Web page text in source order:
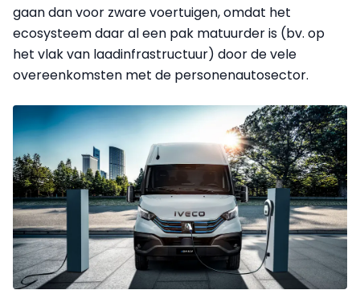
gaan dan voor zware voertuigen, omdat het
ecosysteem daar al een pak matuurder is (bv. op
het vlak van laadinfrastructuur) door de vele
overeenkomsten met de personenautosector.